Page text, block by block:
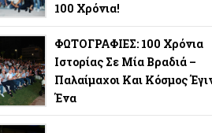
100 Χρόνια!
ΦΩΤΟΓΡΑΦΙΕΣ: 100 Χρόνια
Ιστορίας Σε Μία Βραδιά –
Παλαίμαχοι Και Κόσμος
Ένα